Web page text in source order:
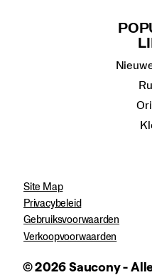
Site Map
Privacybeleid
Gebruiksvoorwaarden
Verkoopvoorwaarden
© 2026 Saucony -